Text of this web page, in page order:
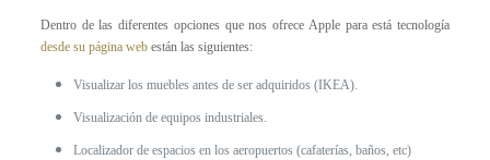
Dentro de las diferentes opciones que nos ofrece Apple para está tecnología
desde su página webestán las siguientes:
Visualizar los muebles antes de ser adquiridos (IKEA).
Visualización de equipos industriales.
Localizador de espacios en los aeropuertos (cafaterías, baños, etc)